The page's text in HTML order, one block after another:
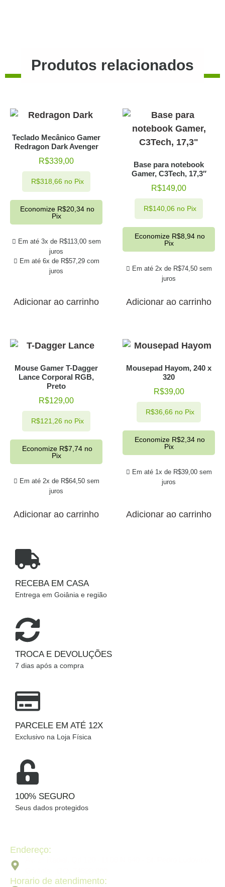
Produtos relacionados
Teclado Mecânico Gamer
Redragon Dark Avenger
R$339,00
Em até 3x de R$113,00sem
juros
Em até 6x de R$57,29com
juros
R$318,66 no Pix
Economize R$20,34 no
Pix
Adicionar ao carrinho
Base para notebook
Gamer, C3Tech, 17,3″
R$149,00
Em até 2x de R$74,50sem
juros
R$140,06 no Pix
Economize R$8,94 no
Pix
Adicionar ao carrinho
Mouse Gamer T-Dagger
Lance Corporal RGB,
Preto
R$129,00
Em até 2x de R$64,50sem
juros
R$121,26 no Pix
Economize R$7,74 no
Pix
Adicionar ao carrinho
Mousepad Hayom, 240 x
320
R$39,00
Em até 1x de R$39,00sem
juros
R$36,66 no Pix
Economize R$2,34 no
Pix
Adicionar ao carrinho
RECEBA EM CASA
Entrega em Goiânia e região
TROCA E DEVOLUÇÕES
7 dias após a compra
PARCELE EM ATÉ 12X
Exclusivo na Loja Física
100% SEGURO
Seus dados protegidos
Endereço:
Horario de atendimento: